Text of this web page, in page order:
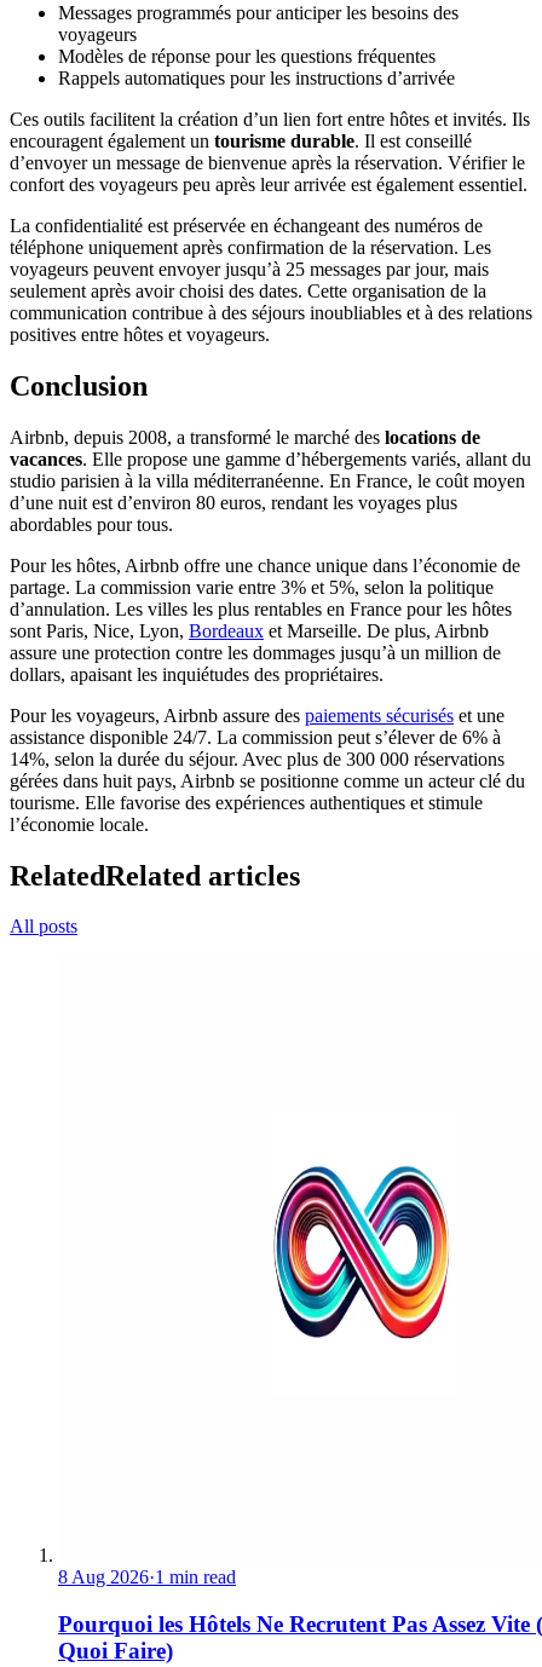
Messages programmés pour anticiper les besoins des
voyageurs
Modèles de réponse pour les questions fréquentes
Rappels automatiques pour les instructions d’arrivée
Ces outils facilitent la création d’un lien fort entre hôtes et invités. Ils
encouragent également un tourisme durable. Il est conseillé
d’envoyer un message de bienvenue après la réservation. Vérifier le
confort des voyageurs peu après leur arrivée est également essentiel.
La confidentialité est préservée en échangeant des numéros de
téléphone uniquement après confirmation de la réservation. Les
voyageurs peuvent envoyer jusqu’à 25 messages par jour, mais
seulement après avoir choisi des dates. Cette organisation de la
communication contribue à des séjours inoubliables et à des relations
positives entre hôtes et voyageurs.
Conclusion
Airbnb, depuis 2008, a transformé le marché des locations de
vacances. Elle propose une gamme d’hébergements variés, allant du
studio parisien à la villa méditerranéenne. En France, le coût moyen
d’une nuit est d’environ 80 euros, rendant les voyages plus
abordables pour tous.
Pour les hôtes, Airbnb offre une chance unique dans l’économie de
partage. La commission varie entre 3% et 5%, selon la politique
d’annulation. Les villes les plus rentables en France pour les hôtes
sont Paris, Nice, Lyon, Bordeaux et Marseille. De plus, Airbnb
assure une protection contre les dommages jusqu’à un million de
dollars, apaisant les inquiétudes des propriétaires.
Pour les voyageurs, Airbnb assure des paiements sécurisés et une
assistance disponible 24/7. La commission peut s’élever de 6% à
14%, selon la durée du séjour. Avec plus de 300 000 réservations
gérées dans huit pays, Airbnb se positionne comme un acteur clé du
tourisme. Elle favorise des expériences authentiques et stimule
l’économie locale.
RelatedRelated articles
All posts
8 Aug 2026·1 min read
Pourquoi les Hôtels Ne Recrutent Pas Assez Vite
Quoi Faire)